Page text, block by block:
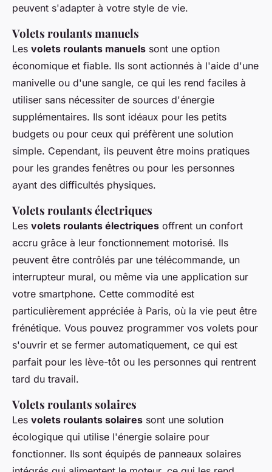
peuvent s'adapter à votre style de vie.
Volets roulants manuels
Les volets roulants manuels sont une option
économique et fiable. Ils sont actionnés à l'aide d'une
manivelle ou d'une sangle, ce qui les rend faciles à
utiliser sans nécessiter de sources d'énergie
supplémentaires. Ils sont idéaux pour les petits
budgets ou pour ceux qui préfèrent une solution
simple. Cependant, ils peuvent être moins pratiques
pour les grandes fenêtres ou pour les personnes
ayant des difficultés physiques.
Volets roulants électriques
Les volets roulants électriques offrent un confort
accru grâce à leur fonctionnement motorisé. Ils
peuvent être contrôlés par une télécommande, un
interrupteur mural, ou même via une application sur
votre smartphone. Cette commodité est
particulièrement appréciée à Paris, où la vie peut être
frénétique. Vous pouvez programmer vos volets pour
s'ouvrir et se fermer automatiquement, ce qui est
parfait pour les lève-tôt ou les personnes qui rentrent
tard du travail.
Volets roulants solaires
Les volets roulants solaires sont une solution
écologique qui utilise l'énergie solaire pour
fonctionner. Ils sont équipés de panneaux solaires